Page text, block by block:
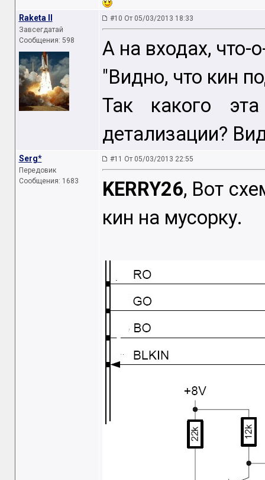
Raketa II
Завсегдатай
Сообщения: 598
#10 От 05/03/2013 18:33
А на входах, что-
"Видно, что кин
Так какого
детализации?
Serg*
Передовик
Сообщения: 1683
#11 От 05/03/2013 22:55
KERRY26, Вот
кин на мусорку.